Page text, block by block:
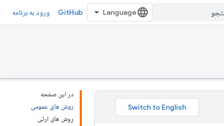
GitHub ورود به برنامه
در این صفحه
روش های عمومی
روش های ارثی